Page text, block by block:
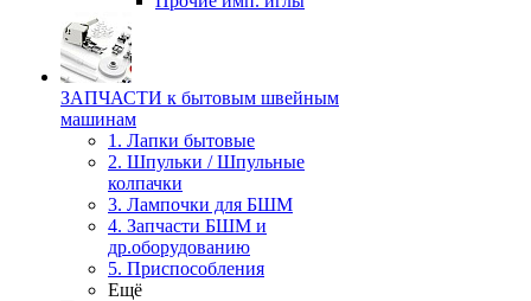
ЗАПЧАСТИ к бытовым швейным
машинам
1. Лапки бытовые
2. Шпульки / Шпульные
колпачки
3. Лампочки для БШМ
4. Запчасти БШМ и
др.оборудованию
5. Приспособления
Ещё